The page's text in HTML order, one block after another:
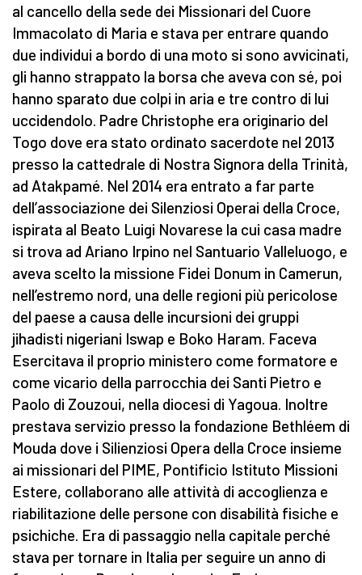
al cancello della sede dei Missionari del Cuore
Immacolato di Maria e stava per entrare quando
due individui a bordo di una moto si sono avvicinati,
gli hanno strappato la borsa che aveva con sé, poi
hanno sparato due colpi in aria e tre contro di lui
uccidendolo. Padre Christophe era originario del
Togo dove era stato ordinato sacerdote nel 2013
presso la cattedrale di Nostra Signora della Trinità,
ad Atakpamé. Nel 2014 era entrato a far parte
dell’associazione dei Silenziosi Operai della Croce,
ispirata al Beato Luigi Novarese la cui casa madre
si trova ad Ariano Irpino nel Santuario Valleluogo, e
aveva scelto la missione Fidei Donum in Camerun,
nell’estremo nord, una delle regioni più pericolose
del paese a causa delle incursioni dei gruppi
jihadisti nigeriani Iswap e Boko Haram. Faceva
Esercitava il proprio ministero come formatore e
come vicario della parrocchia dei Santi Pietro e
Paolo di Zouzoui, nella diocesi di Yagoua. Inoltre
prestava servizio presso la fondazione Bethléem di
Mouda dove i Silienziosi Opera della Croce insieme
ai missionari del PIME, Pontificio Istituto Missioni
Estere, collaborano alle attività di accoglienza e
riabilitazione delle persone con disabilità fisiche e
psichiche. Era di passaggio nella capitale perché
stava per tornare in Italia per seguire un anno di